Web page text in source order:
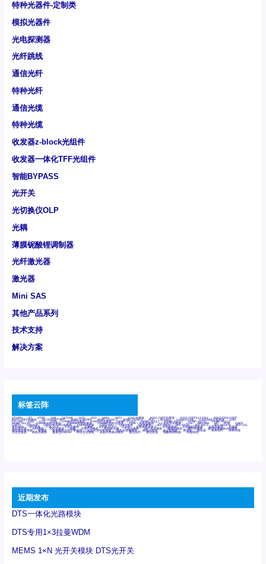
特种光器件-定制类
模拟光器件
光电探测器
光纤跳线
通信光纤
特种光纤
通信光缆
特种光缆
收发器z-block光组件
收发器一体化TFF光组件
智能BYPASS
光开关
光切换仪OLP
光耦
薄膜铌酸锂调制器
光纤激光器
激光器
Mini SAS
其他产品系列
技术支持
解决方案
标签云阵
6Tx6Rx 8T 8T8R 24R 24T24R 24Tx 25G 48Rx 48Tx 100G光模块 400G OSFP光模块 400G QSFP112 DR4 800G DR8 OSFP
800G OSFP光模块 AD7606国产替代 AFBR-57B4APZ AFBR-1528CZ AFBR-2528CZ AOC Bypass Camera Link CWDM波分复用器 DAS
DC~4M DSS DTS DVS GYMB光纤连接器 GYM光纤连接器 HFBR-1531Z HFBR-2531Z HFBR-4501Z HFBR-4503Z HFBR-4511Z
HFBR-4513Z J599A6光纤连接器 J599A8光电连接器 J599MT光纤连接器 J599Ⅰ光电连接器 LC超短型光模块 LGA Mini SAS MT POB QSFP
QSFP+ QSFP28 QSFP28 100G光模块 QSFP28笼座 QSFP 40G QSFP笼座 RP连接器 SFF-8431 SFF-8436 SFF-8472 SFF-8654 4i SFP 10G
SFP MSA SFP笼座 Z-BLOCK 万兆交换机 交换机 光切换仪OLP 光开关 光模块笼子座子 光电探测器 光电编码器模块 光电连接器 光端机
光纤激光器 光纤跳线 光纤连接器 光耦 全国产交换机 军品级光耦 千兆交换机 国产化光模块 射频光模块 微型光模块 微型可插拔BGA光模块
微型波分复用器 探测器 收发模块光学引擎组件 机架式光纤收发器 模拟光发射模块 模拟光器件 波分复用器 测试版 激光器 特种光纤 特种光缆
百兆交换机 相机光模块 紧凑型DWDM 网管型交换机 表贴式单路光模块 通信光纤 通信光缆 铌酸锂调制器 高速线缆
近期发布
DTS一体化光路模块
DTS专用1×3拉曼WDM
MEMS 1×N 光开关模块 DTS光开关